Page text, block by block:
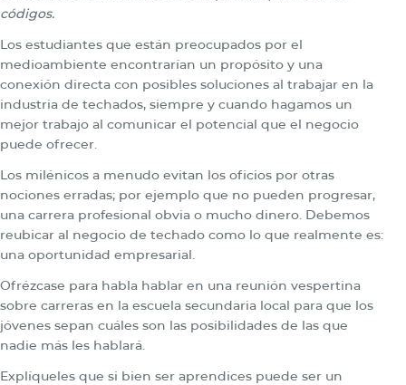
códigos.
Los estudiantes que están preocupados por el
medioambiente encontrarían un propósito y una
conexión directa con posibles soluciones al trabajar en la
industria de techados, siempre y cuando hagamos un
mejor trabajo al comunicar el potencial que el negocio
puede ofrecer.
Los milénicos a menudo evitan los oficios por otras
nociones erradas; por ejemplo que no pueden progresar,
una carrera profesional obvia o mucho dinero. Debemos
reubicar al negocio de techado como lo que realmente es:
una oportunidad empresarial.
Ofrézcase para habla hablar en una reunión vespertina
sobre carreras en la escuela secundaria local para que los
jóvenes sepan cuáles son las posibilidades de las que
nadie más les hablará.
Explíqueles que si bien ser aprendices puede ser un